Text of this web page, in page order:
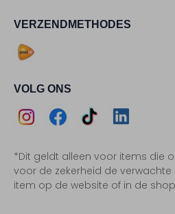
VERZENDMETHODES
VOLG ONS
Instagram
Facebook
TikTokLinkedIn
*Dit geldt alleen voor items die
voor de zekerheid de
item op de website of in de